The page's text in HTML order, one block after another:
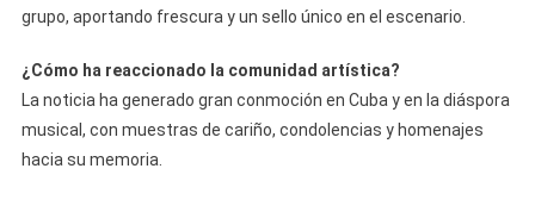
grupo, aportando frescura y un sello único en el escenario.
¿Cómo ha reaccionado la comunidad artística?
La noticia ha generado gran conmoción en Cuba y en la diáspora
musical, con muestras de cariño, condolencias y homenajes
hacia su memoria.